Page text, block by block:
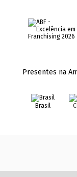
Presentes na
Brasil